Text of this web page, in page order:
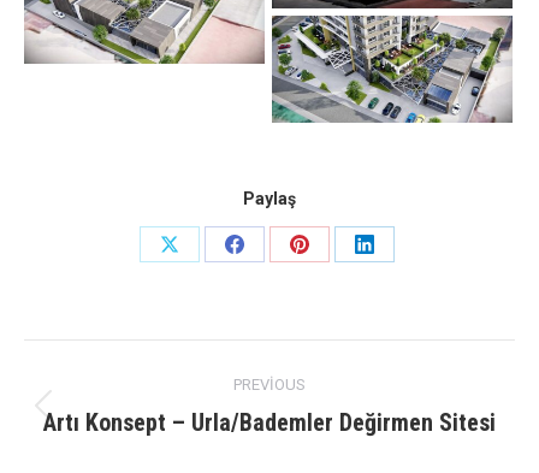
Paylaş
Share
Share
Share
Share
navigation
PREVIOUS
Previous
Artı Konsept – Urla/Bademler Değirmen Sitesi